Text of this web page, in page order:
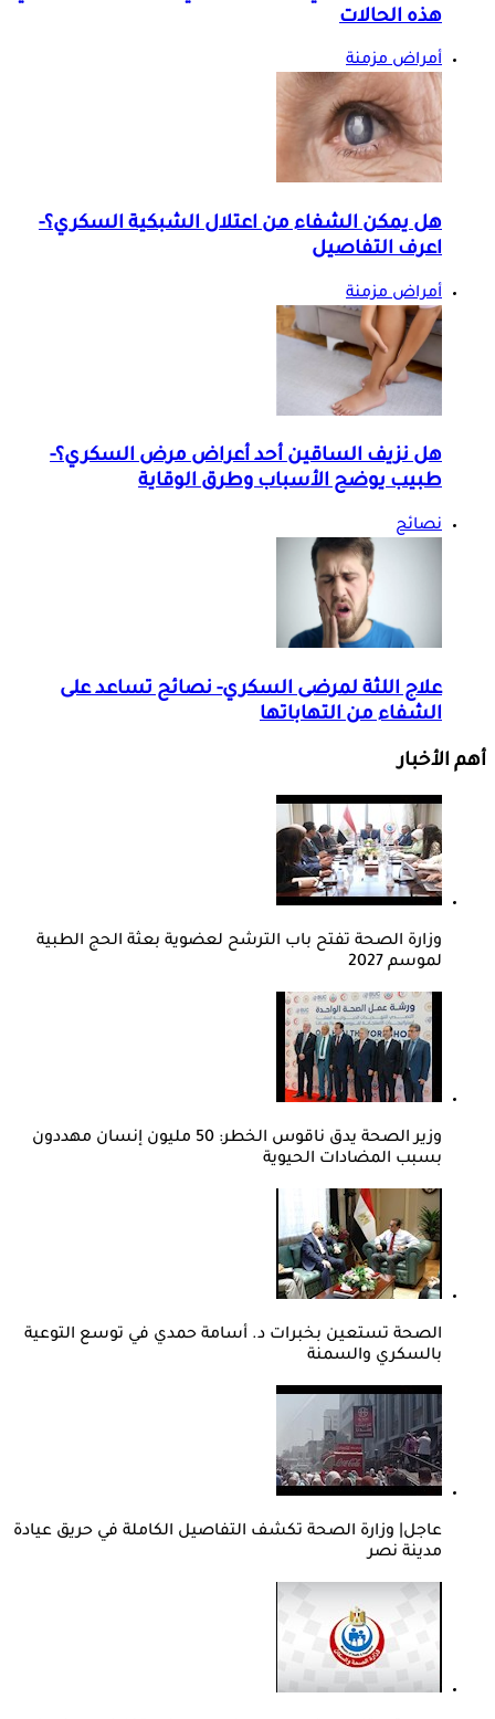
هذه الحالات
أمراض مزمنة
هل يمكن الشفاء من اعتلال الشبكية السكري؟-
اعرف التفاصيل
أمراض مزمنة
هل نزيف الساقين أحد أعراض مرض السكري؟-
طبيب يوضح الأسباب وطرق الوقاية
نصائح
علاج اللثة لمرضى السكري- نصائح تساعد على
الشفاء من التهاباتها
أهم الأخبار
وزارة الصحة تفتح باب الترشح لعضوية بعثة الحج الطبية
لموسم 2027
وزير الصحة يدق ناقوس الخطر: 50 مليون إنسان مهددون
بسبب المضادات الحيوية
الصحة تستعين بخبرات د. أسامة حمدي في توسع التوعية
بالسكري والسمنة
عاجل| وزارة الصحة تكشف التفاصيل الكاملة في حريق عيادة
مدينة نصر